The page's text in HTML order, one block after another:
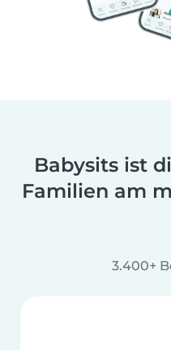
Babysits ist
Familien am
3.400+